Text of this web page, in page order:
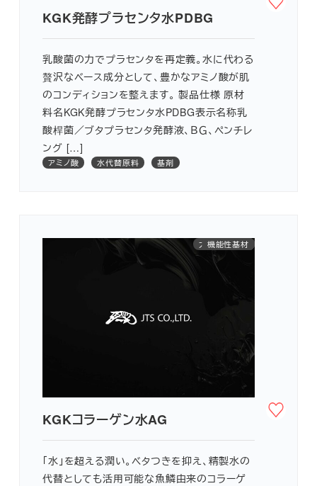
KGK発酵プラセンタ水PDBG
乳酸菌の力でプラセンタを再定義。水に代わる
贅沢なベース成分として、豊かなアミノ酸が肌
のコンディションを整えます。 製品仕様 原材
料名KGK発酵プラセンタ水PDBG表示名称乳
酸桿菌／ブタプラセンタ発酵液、ＢＧ、ペンチレ
ング […]
アミノ酸 水代替原料 基剤
保湿
アミノ酸
水代替原料
大学共同研究
機能性基材
KGKコラーゲン水AG
「水」を超える潤い。ベタつきを抑え、精製水の
代替としても活用可能な魚鱗由来のコラーゲ